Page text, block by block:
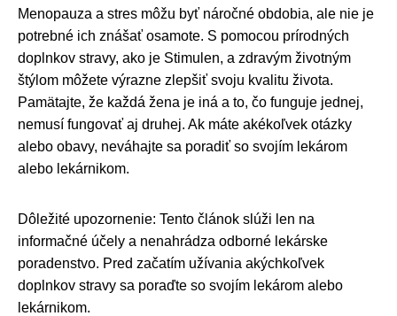
Menopauza a stres môžu byť náročné obdobia, ale nie je
potrebné ich znášať osamote. S pomocou prírodných
doplnkov stravy, ako je Stimulen, a zdravým životným
štýlom môžete výrazne zlepšiť svoju kvalitu života.
Pamätajte, že každá žena je iná a to, čo funguje jednej,
nemusí fungovať aj druhej. Ak máte akékoľvek otázky
alebo obavy, neváhajte sa poradiť so svojím lekárom
alebo lekárnikom.
Dôležité upozornenie: Tento článok slúži len na
informačné účely a nenahrádza odborné lekárske
poradenstvo. Pred začatím užívania akýchkoľvek
doplnkov stravy sa poraďte so svojím lekárom alebo
lekárnikom.